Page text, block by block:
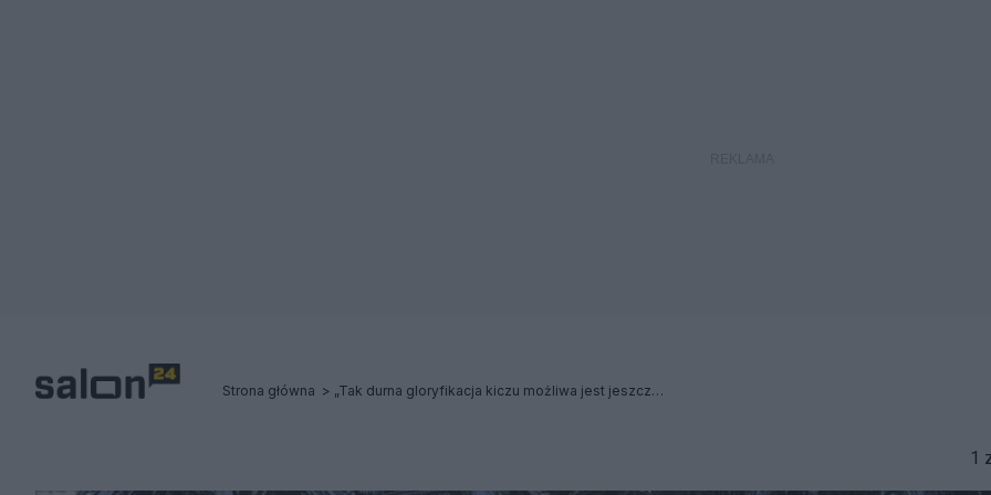
Strona główna „Tak durna gloryfikacja kiczu możliwa jest jeszcze tylko tylko w trumpistycznej Ameryce”
1